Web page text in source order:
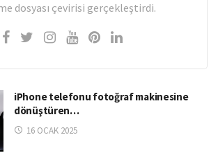
dosyası çevirisi gerçekleştirdi.
iPhone telefonu fotoğraf makinesine
dönüştüren…
16 OCAK 2025